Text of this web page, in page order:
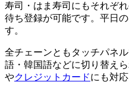
寿司・はま寿司にもそれぞ
待ち登録が可能です。平日
す。
全チェーンともタッチパネ
語・韓国語などに切り替えら
やクレジットカードにも対